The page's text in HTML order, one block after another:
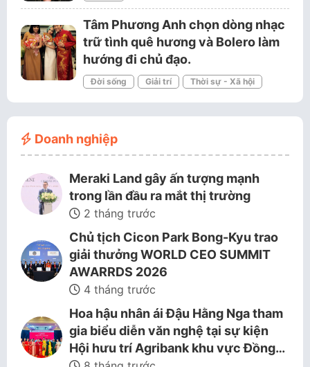
Tâm Phương Anh chọn dòng nhạc
trữ tình quê hương và Bolero làm
hướng đi chủ đạo.
Đời sống Giải trí Thời sự - Xã hội
Doanh nghiệp
Meraki Land gây ấn tượng mạnh
trong lần đầu ra mắt thị trường
2 tháng trước
Chủ tịch Cicon Park Bong-Kyu trao
giải thưởng WORLD CEO SUMMIT
AWARRDS 2026
4 tháng trước
Hoa hậu nhân ái Đậu Hằng Nga tham
gia biểu diễn văn nghệ tại sự kiện
Hội hưu trí Agribank khu vực Đồng…